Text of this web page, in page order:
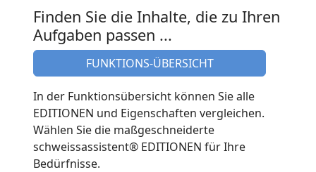
Finden Sie die Inhalte, die zu Ihren
Aufgaben passen ...
FUNKTIONS-ÜBERSICHT
In der Funktionsübersicht können Sie alle
EDITIONEN und Eigenschaften vergleichen.
Wählen Sie die maßgeschneiderte
schweissassistent® EDITIONEN für Ihre
Bedürfnisse.